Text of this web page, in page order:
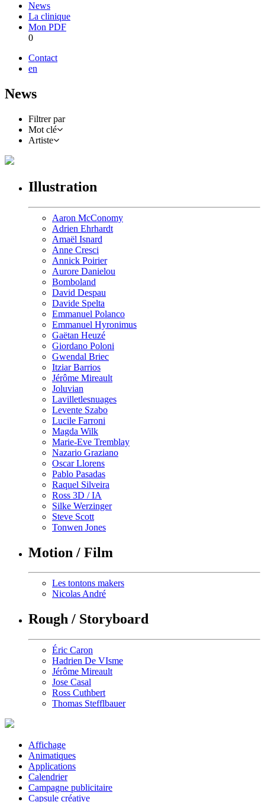
News
La clinique
Mon PDF
0
Contact
en
News
Filtrer par
Mot clé
Artiste
Illustration
Aaron McConomy
Adrien Ehrhardt
Amaël Isnard
Anne Cresci
Annick Poirier
Aurore Danielou
Bomboland
David Despau
Davide Spelta
Emmanuel Polanco
Emmanuel Hyronimus
Gaëtan Heuzé
Giordano Poloni
Gwendal Briec
Itziar Barrios
Jérôme Mireault
Joluvian
Lavilletlesnuages
Levente Szabo
Lucile Farroni
Magda Wilk
Marie-Eve Tremblay
Nazario Graziano
Oscar Llorens
Pablo Pasadas
Raquel Silveira
Ross 3D / IA
Silke Werzinger
Steve Scott
Tonwen Jones
Motion / Film
Les tontons makers
Nicolas André
Rough / Storyboard
Éric Caron
Hadrien De VIsme
Jérôme Mireault
Jose Casal
Ross Cuthbert
Thomas Stefflbauer
Affichage
Animatiques
Applications
Calendrier
Campagne publicitaire
Capsule créative